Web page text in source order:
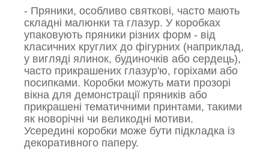
- Пряники, особливо святкові, часто мають
складні малюнки та глазур. У коробках
упаковують пряники різних форм - від
класичних круглих до фігурних (наприклад,
у вигляді ялинок, будиночків або сердець),
часто прикрашених глазур'ю, горіхами або
посипками. Коробки можуть мати прозорі
вікна для демонстрації пряників або
прикрашені тематичними принтами, такими
як новорічні чи великодні мотиви.
Усередині коробки може бути підкладка із
декоративного паперу.